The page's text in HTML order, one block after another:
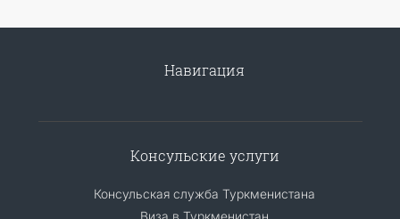
Навигация
Консульские услуги
Консульская служба Туркменистана
Виза в Туркменистан